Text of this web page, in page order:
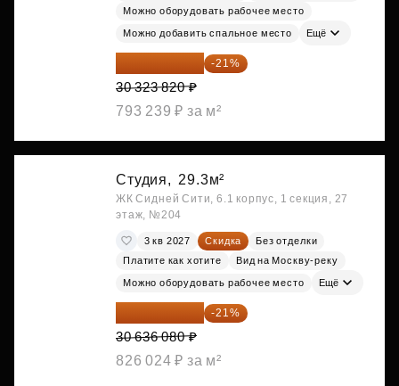
Можно оборудовать рабочее место
Можно добавить спальное место Ещё
23 955 818 ₽ -21%
30 323 820 ₽
793 239 ₽ за м²
Студия, 29.3м²
ЖК Сидней Сити, 6.1 корпус, 1 секция, 27
этаж, №204
3 кв 2027 Скидка
Без отделки
Платите как хотите
Вид на Москву-реку
Можно оборудовать рабочее место Ещё
24 202 503 ₽ -21%
30 636 080 ₽
826 024 ₽ за м²